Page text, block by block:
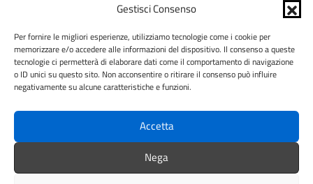
Gestisci Consenso
Per fornire le migliori esperienze, utilizziamo tecnologie come i cookie per
memorizzare e/o accedere alle informazioni del dispositivo. Il consenso a queste
tecnologie ci permetterà di elaborare dati come il comportamento di navigazione
o ID unici su questo sito. Non acconsentire o ritirare il consenso può influire
negativamente su alcune caratteristiche e funzioni.
Accetta
Nega
Cookie Policy
Informativa privacy videosorveglianza urbana targhe
Feedback
Dichiarazione di accessibilità
SEGUICI SU
Telegram Instagram Facebook